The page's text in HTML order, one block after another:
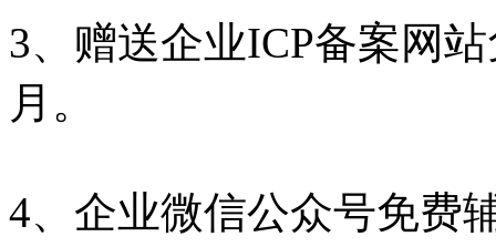
3、赠送企业ICP备案网
月。
4、企业微信公众号免费